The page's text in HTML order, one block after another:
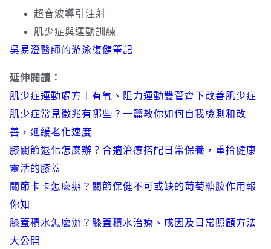
超音波導引注射
肌少症與運動訓練
吳易澄醫師的游泳復健筆記
延伸閱讀：
肌少症運動處方｜有氧、阻力運動雙管齊下改善肌少症
肌少症常見徵兆有哪些？一篇教你如何自我檢測和改
善，延緩老化速度
膝關節退化怎麼辦？合適治療搭配日常保養，重拾健康
靈活的膝蓋
關節卡卡怎麼辦？關節保健不可或缺的葡萄糖胺作用報
你知
膝蓋積水怎麼辦？膝蓋積水治療、成因及日常照顧方法
大公開